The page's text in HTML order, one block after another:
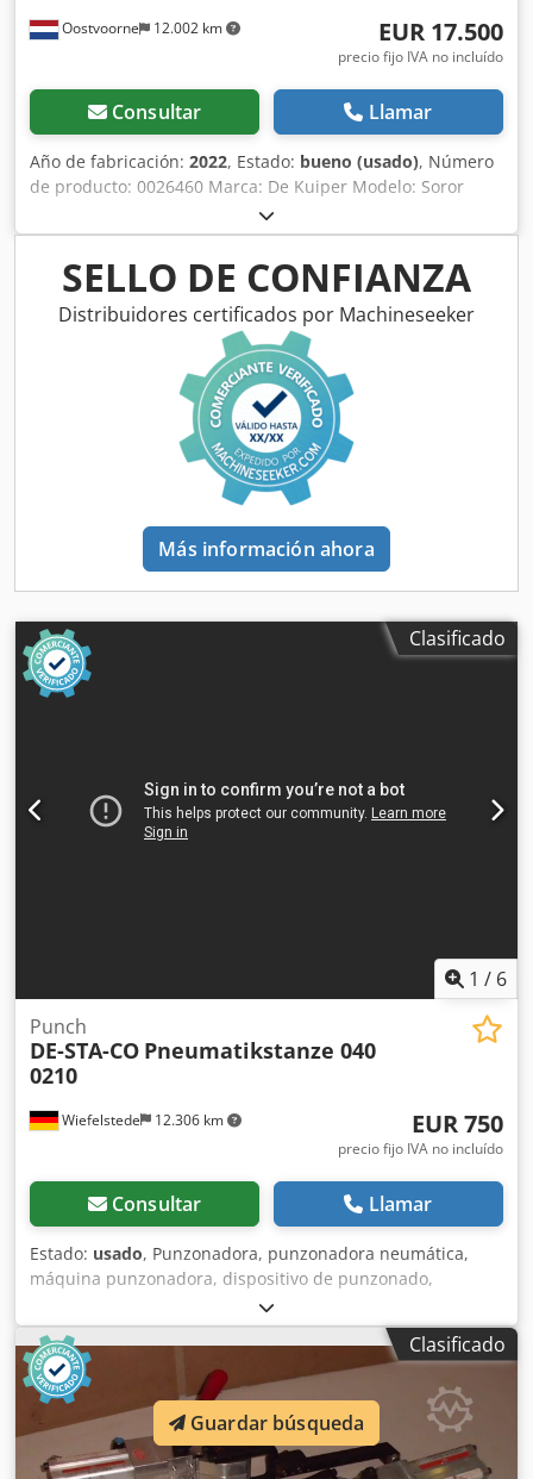
Oostvoorne 12.002 km EUR 17.500
precio fijo IVA no incluído
Consultar Llamar
Año de fabricación: 2022, Estado: bueno (usado), Número
de producto: 0026460 Marca: De Kuiper Modelo: Soror
Categoría del producto: Freidoras Longitud: 2700 mm
Anchura: 920 mm Altura: 1800 mm Tensión de conexión
(V): 400 Potencia (W): 47150 Año de fabricación: 2022
Equipado con sistema de filtrado de grasa. Incluye 3 cubas
(1x ORE440 y 2x ORE540) y bandeja de desbaste.
SELLO DE CONFIANZA
Distribuidores certificados por Machineseeker
Más información ahora
Clasificado
1 / 6
Wiefelstede 12.306 km
Punch
DE-STA-CO Pneumatikstanze 040
0210
EUR 750
precio fijo IVA no incluído
Consultar Llamar
Estado: usado, Punzonadora, punzonadora neumática,
máquina punzonadora, dispositivo de punzonado,
máquina perforadora, punzonadora neumática manual -
Fabricante: DE-STA-CO, punzonadora neumática -Tipo: 040
0210 -Punzón integrado: Ø 2,5 mm -Salida máxima: 25 mm
-Dimensiones: 190/200/A510 mm Cjdpjfwx Uysfx Amuoha -
Peso: 24 kg
Clasificado
Guardar búsqueda